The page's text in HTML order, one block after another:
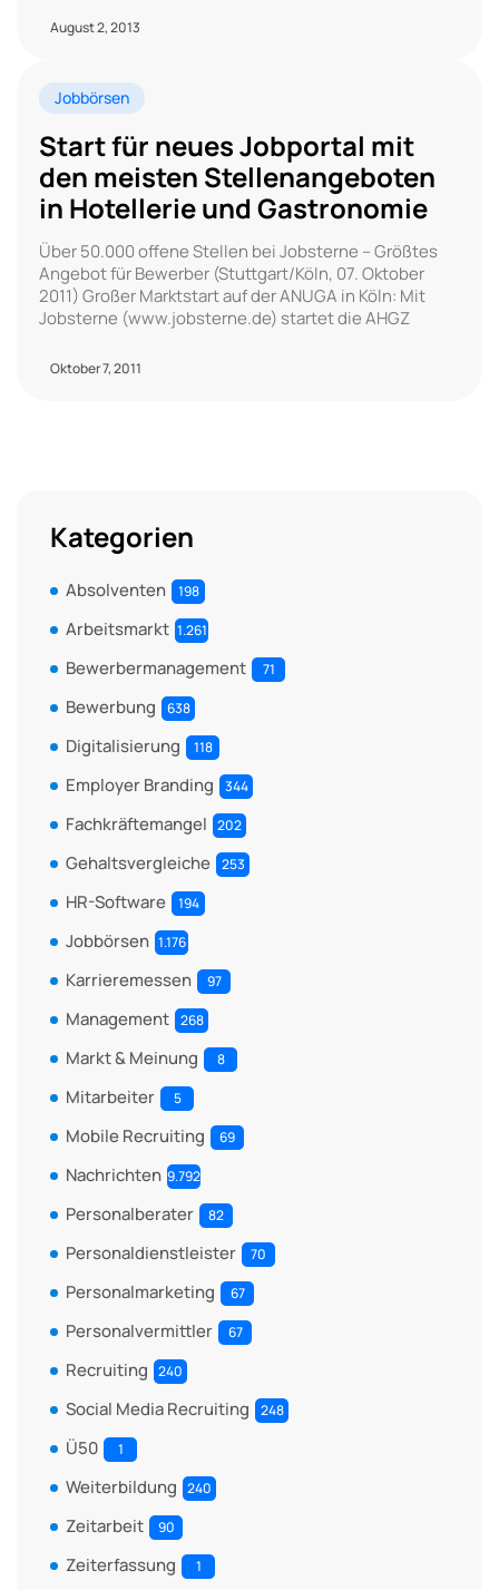
August 2, 2013
Jobbörsen
Start für neues Jobportal mit
den meisten Stellenangeboten
in Hotellerie und Gastronomie
Über 50.000 offene Stellen bei Jobsterne – Größtes
Angebot für Bewerber (Stuttgart/Köln, 07. Oktober
2011) Großer Marktstart auf der ANUGA in Köln: Mit
Jobsterne (www.jobsterne.de) startet die AHGZ
Oktober 7, 2011
Kategorien
Absolventen 198
Arbeitsmarkt 1.261
Bewerbermanagement 71
Bewerbung 638
Digitalisierung 118
Employer Branding 344
Fachkräftemangel 202
Gehaltsvergleiche 253
HR-Software 194
Jobbörsen 1.176
Karrieremessen 97
Management 268
Markt & Meinung 8
Mitarbeiter 5
Mobile Recruiting 69
Nachrichten 9.792
Personalberater 82
Personaldienstleister 70
Personalmarketing 67
Personalvermittler 67
Recruiting 240
Social Media Recruiting 248
Ü50 1
Weiterbildung 240
Zeitarbeit 90
Zeiterfassung 1